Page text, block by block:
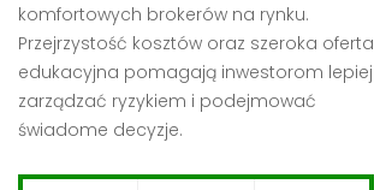
komfortowych brokerów na rynku.
Przejrzystość kosztów oraz szeroka oferta
edukacyjna pomagają inwestorom lepiej
zarządzać ryzykiem i podejmować
świadome decyzje.